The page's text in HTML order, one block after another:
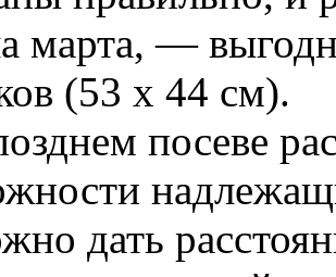
марта, —
(53 х 44 см).
посеве
дать